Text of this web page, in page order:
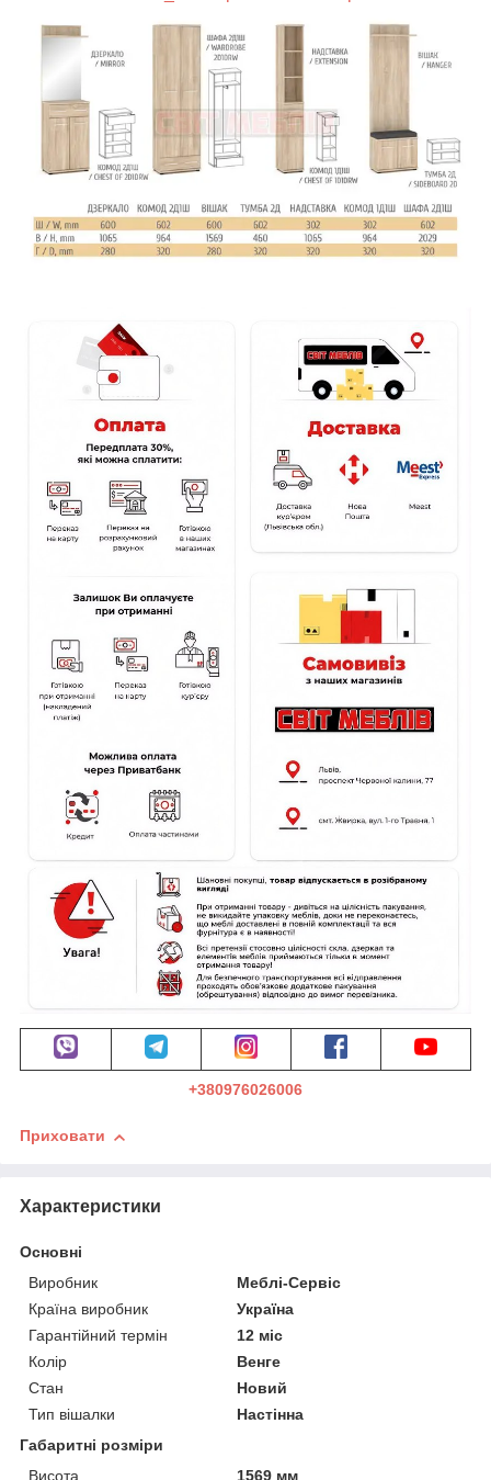
+380976026006
Приховати
Характеристики
Основні
Виробник
Меблі-Сервіс
Країна виробник
Україна
Гарантійний термін
12 міс
Колір
Венге
Стан
Новий
Тип вішалки
Настінна
Габаритні розміри
Висота
1569 мм